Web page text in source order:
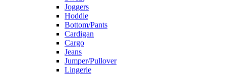
Joggers
Hoddie
Bottom/Pants
Cardigan
Cargo
Jeans
Jumper/Pullover
Lingerie